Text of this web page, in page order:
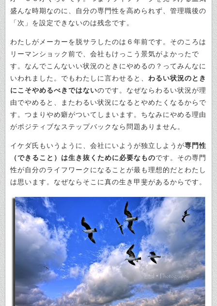
盛んな時期なのに、自分の専門性を高められず、管理職後の
「次」を設定できないのは残念です。
わたしがメーカーを脱サラしたのは６年前です。そのころは
リーマンショック前で、会社もけっこう景気がよかったで
す。なんでこんないい状況のときにやめるの？ってみんなに
いわれました。でもわたしに言わせると、 わるい状況のとき
にこそやめるべきではないのです。なぜならわるい状況が理
由でやめると、またわるい状況になるとやめたくなるからで
す。つまりやめ癖がついてしまいます。 ちなみにやめる理由
がポジティブなステップバックなら問題ありません。
イケダ氏もいうように、会社にいようが独立しようが専門性
（できること）は生き抜くために必要なものです。その専門
性が自分のライフワークになることが最も理想的だとわたし
は思います。なぜならそこに真の生き甲斐があるからです。